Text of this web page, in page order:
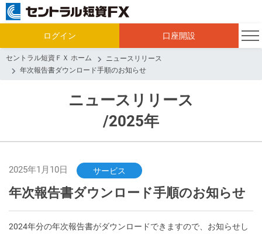
ログイン 口座開設
セントラル短資ＦＸ ホーム
ニュースリリース
年次報告書ダウンロード手順のお知らせ
ニュースリリース
/2025年
2025年1月10日 サービス
年次報告書ダウンロード手順のお知らせ
2024年分の年次報告書がダウンロードできますので、お知らせし